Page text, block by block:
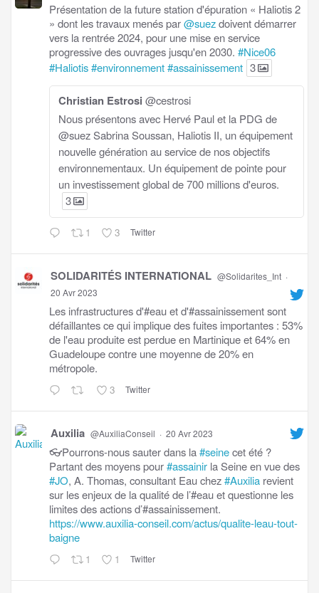
Présentation de la future station d'épuration « Haliotis 2
» dont les travaux menés par@suezdoivent démarrer
vers la rentrée 2024, pour une mise en service
progressive des ouvrages jusqu'en 2030. #Nice06
#Haliotis#environnement#assainissement 3
Christian Estrosi @cestrosi
Nous présentons avec Hervé Paul et la PDG de
@suez Sabrina Soussan, Haliotis II, un équipement
nouvelle génération au service de nos objectifs
environnementaux. Un équipement de pointe pour
un investissement global de 700 millions d'euros.
3
1 3 Twitter
SOLIDARITÉS INTERNATIONAL @Solidarites_Int ·
20 Avr 2023
Les infrastructures d'#eau et d'#assainissement sont
défaillantes ce qui implique des fuites importantes : 53%
de l'eau produite est perdue en Martinique et 64% en
Guadeloupe contre une moyenne de 20% en
métropole.
3 Twitter
Auxilia @AuxiliaConseil · 20 Avr 2023
👓Pourrons-nous sauter dans la#seinecet été ?
Partant des moyens pour#assainir la Seine en vue des
#JO, A. Thomas, consultant Eau chez#Auxilia revient
sur les enjeux de la qualité de l’#eau et questionne les
limites des actions d’#assainissement.
https://www.auxilia-conseil.com/actus/qualite-leau-tout-
baigne
1 1 Twitter